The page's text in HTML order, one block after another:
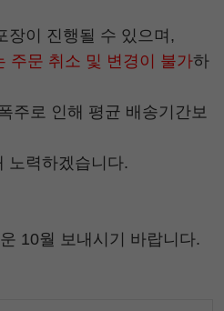
장이 진행될 수 있으며,
주문 취소 및 변경이 불가하
주로 인해 평균 배송기간보
노력하겠습니다.
10월 보내시기 바랍니다.